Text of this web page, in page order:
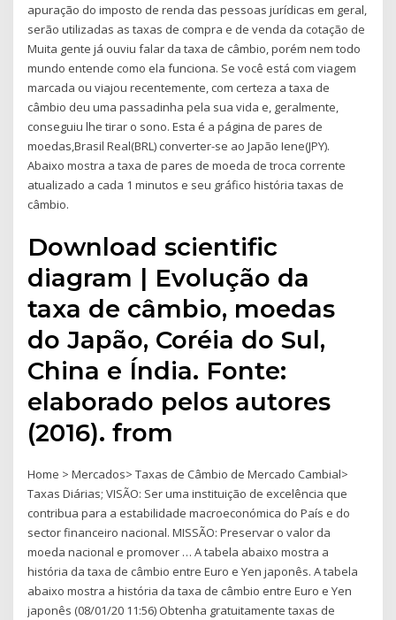
apuração do imposto de renda das pessoas jurídicas em geral,
serão utilizadas as taxas de compra e de venda da cotação de
Muita gente já ouviu falar da taxa de câmbio, porém nem todo
mundo entende como ela funciona. Se você está com viagem
marcada ou viajou recentemente, com certeza a taxa de
câmbio deu uma passadinha pela sua vida e, geralmente,
conseguiu lhe tirar o sono. Esta é a página de pares de
moedas,Brasil Real(BRL) converter-se ao Japão Iene(JPY).
Abaixo mostra a taxa de pares de moeda de troca corrente
atualizado a cada 1 minutos e seu gráfico história taxas de
câmbio.
Download scientific
diagram | Evolução da
taxa de câmbio, moedas
do Japão, Coréia do Sul,
China e Índia. Fonte:
elaborado pelos autores
(2016). from
Home > Mercados> Taxas de Câmbio de Mercado Cambial>
Taxas Diárias; VISÃO: Ser uma instituição de excelência que
contribua para a estabilidade macroeconómica do País e do
sector financeiro nacional. MISSÃO: Preservar o valor da
moeda nacional e promover … A tabela abaixo mostra a
história da taxa de câmbio entre Euro e Yen japonês. A tabela
abaixo mostra a história da taxa de câmbio entre Euro e Yen
japonês (08/01/20 11:56) Obtenha gratuitamente taxas de